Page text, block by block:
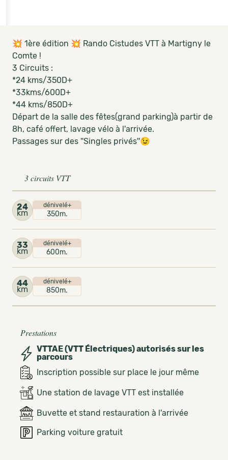
💥 1ère édition 💥 Rando Cistudes VTT à Martigny le
Comte !
3 Circuits :
*24 kms/350D+
*33kms/600D+
*44 kms/850D+
Départ de la salle des fêtes(grand parking)à partir de
8h, café offert, lavage vélo à l'arrivée.
Passages sur des ''Singles privés''😉
3 circuits VTT
24
km
dénivelé+
350m.
33
km
dénivelé+
600m.
44
km
dénivelé+
850m.
Prestations
VTTAE (VTT Électriques) autorisés sur les
parcours
Inscription possible sur place le jour même
Une station de lavage VTT est installée
Buvette et stand restauration à l'arrivée
Parking voiture gratuit